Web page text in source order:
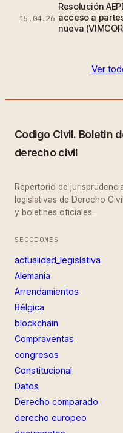
15.04.26
Resolución
acceso a
nueva
Ver
Codigo Civil. Boletin
derecho civil
Repertorio de
legislativas de Derecho
y boletines oficiales.
SECCIONES
actualidad_legislativa
Alemania
Arrendamientos
Bélgica
blockchain
Compraventas
congresos
Constitucional
Datos
Derecho comparado
derecho europeo